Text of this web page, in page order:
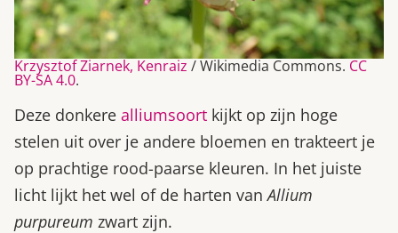
Krzysztof Ziarnek, Kenraiz / Wikimedia Commons. CC
BY-SA 4.0.
Deze donkere alliumsoort kijkt op zijn hoge
stelen uit over je andere bloemen en trakteert je
op prachtige rood-paarse kleuren. In het juiste
licht lijkt het wel of de harten vanAllium
purpureum zwart zijn.